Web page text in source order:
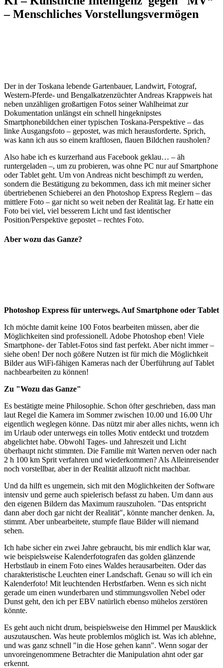
– Menschliches Vorstellungsvermögen
Der in der Toskana lebende Gartenbauer, Landwirt, Fotograf,
Western-Pferde- und Bengalkatzenzüchter Andreas Krappweis hat
neben unzähligen großartigen Fotos seiner Wahlheimat zur
Dokumentation unlängst ein schnell hingeknipstes
Smartphonebildchen einer typischen Toskana-Perspektive – das
linke Ausgangsfoto – gepostet, was mich herausforderte. Sprich,
was kann ich aus so einem kraftlosen, flauen Bildchen rausholen?
Also habe ich es kurzerhand aus Facebook geklau… – äh
runtergeladen –, um zu probieren, was ohne PC nur auf Smartphone
oder Tablet geht. Um von Andreas nicht beschimpft zu werden,
sondern die Bestätigung zu bekommen, dass ich mit meiner sicher
übertriebenen Schieberei an den Photoshop Express Reglern – das
mittlere Foto – gar nicht so weit neben der Realität lag. Er hatte ein
Foto bei viel, viel besserem Licht und fast identischer
Position/Perspektive gepostet – rechtes Foto.
Aber wozu das Ganze?
Photoshop Express für unterwegs. Auf Smartphone oder Tablet
Ich möchte damit keine 100 Fotos bearbeiten müssen, aber die
Möglichkeiten sind professionell. Adobe Photoshop eben! Viele
Smartphone- der Tablet-Fotos sind fast perfekt. Aber nicht immer –
siehe oben! Der noch gößere Nutzen ist für mich die Möglichkeit
Bilder aus WiFi-fähigen Kameras nach der Überführung auf Tablet
nachbearbeiten zu können!
Zu "Wozu das Ganze"
Es bestätigte meine Philosophie. Schon öfter geschrieben, dass man
laut Regel die Kamera im Sommer zwischen 10.00 und 16.00 Uhr
eigentlich weglegen könne. Das nützt mir aber alles nichts, wenn ich
im Urlaub oder unterwegs ein tolles Motiv entdeckt und trotzdem
abgelichtet habe. Obwohl Tages- und Jahreszeit und Licht
überhaupt nicht stimmten. Die Familie mit Warten nerven oder nach
2 h 100 km Sprit verfahren und wiederkommen? Als Alleinreisender
noch vorstellbar, aber in der Realität allzuoft nicht machbar.
Und da hilft es ungemein, sich mit den Möglichkeiten der Software
intensiv und gerne auch spielerisch befasst zu haben. Um dann aus
den eigenen Bildern das Maximum rauszuholen. "Das entspricht
dann aber doch gar nicht der Realität", könnte mancher denken. Ja,
stimmt. Aber unbearbeitete, stumpfe flaue Bilder will niemand
sehen.
Ich habe sicher ein zwei Jahre gebraucht, bis mir endlich klar war,
wie beispielsweise Kalenderfotografen das golden glänzende
Herbstlaub in einem Foto eines Waldes herausarbeiten. Oder das
charakteristische Leuchten einer Landschaft. Genau so will ich ein
Kalenderfoto! Mit leuchtenden Herbstfarben. Wenn es sich nicht
gerade um einen wunderbaren und stimmungsvollen Nebel oder
Dunst geht, den ich per EBV natürlich ebenso mühelos zerstören
könnte.
Es geht auch nicht drum, beispielsweise den Himmel per Mausklick
auszutauschen. Was heute problemlos möglich ist. Was ich ablehne,
und was ganz schnell "in die Hose gehen kann". Wenn sogar der
unvoreingenommene Betrachter die Manipulation ahnt oder gar
erkennt.